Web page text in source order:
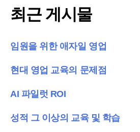
최근 게시물
임원을 위한 애자일 영업
현대 영업 교육의 문제점
AI 파일럿 ROI
성적 그 이상의 교육 및 학습